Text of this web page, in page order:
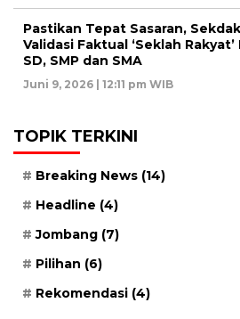
Pastikan Tepat Sasaran,
Validasi Faktual ‘Seklah
SD, SMP dan SMA
Juni 9, 2026 | 12:11 pm WIB
TOPIK TERKINI
Breaking News (14)
Headline (4)
Jombang (7)
Pilihan (6)
Rekomendasi (4)